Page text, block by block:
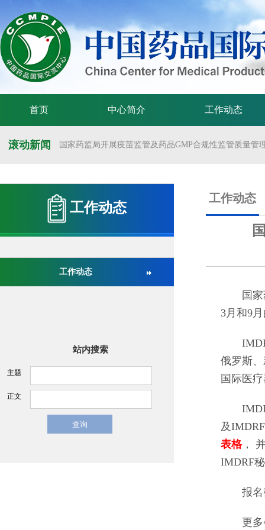
首页 中心简介 工作动态
滚动新闻 国家药监局开展疫苗监管及药品GMP合规性监管质量管
国家药监局药审中心关于发布《预防用mRNA疫苗临床
国家药监局药审中心关于发布《关于开发适宜药品包装
国家药监局 国家卫生健康委 国家中医药局 国家疾控局
关于举办第十六届中国医疗器械监督管理国际会议的通
工作动态
工作动态
站内搜索
主题
正文
工作动态
国家药
3月和9
IMDRF
俄罗斯
国际医
IMDRF
及
表格，
IMDRF
报名截
更多会